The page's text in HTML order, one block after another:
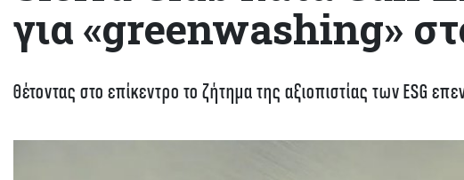
για «greenwashing»
Θέτοντας στο επίκεντρο το ζήτημα της αξιοπιστίας των ESG